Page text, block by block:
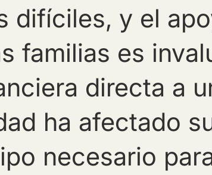
difíciles, y el
familias es
directa a
ha afectado
necesario